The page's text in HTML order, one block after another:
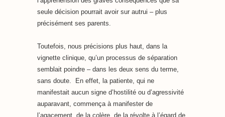
seule décision pourrait avoir sur autrui – plus
précisément ses parents.
Toutefois, nous précisions plus haut, dans la
vignette clinique, qu’un processus de séparation
semblait poindre – dans les deux sens du terme,
sans doute. En effet, la patiente, qui ne
manifestait aucun signe d’hostilité ou d’agressivité
auparavant, commença à manifester de
l’agacement, de la colère, de la révolte à l’égard de